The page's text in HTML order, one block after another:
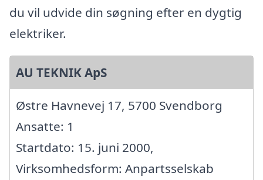
du vil udvide din søgning efter en dygtig
elektriker.
AU TEKNIK ApS
Østre Havnevej 17, 5700 Svendborg
Ansatte: 1
Startdato: 15. juni 2000,
Virksomhedsform: Anpartsselskab